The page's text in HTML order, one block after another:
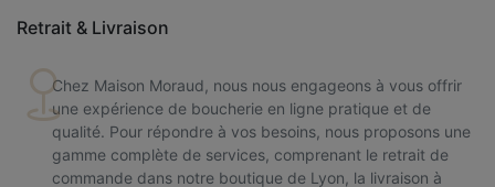
Retrait & Livraison
Chez Maison Moraud, nous nous engageons à vous offrir
une expérience de boucherie en ligne pratique et de
qualité. Pour répondre à vos besoins, nous proposons une
gamme complète de services, comprenant le retrait de
commande dans notre boutique de Lyon, la livraison à